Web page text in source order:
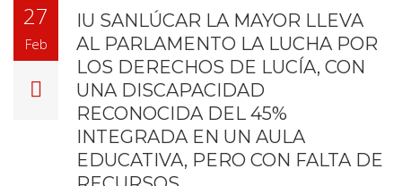
27
Feb
IU SANLÚCAR LA MAYOR LLEVA
AL PARLAMENTO LA LUCHA POR
LOS DERECHOS DE LUCÍA, CON
UNA DISCAPACIDAD
RECONOCIDA DEL 45%
INTEGRADA EN UN AULA
EDUCATIVA, PERO CON FALTA DE